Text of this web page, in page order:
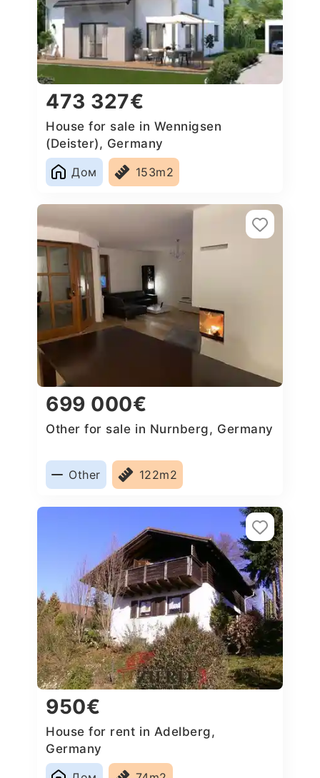
473 327€
House for sale in Wennigsen
(Deister), Germany
Дом
153m2
699 000€
Other for sale in Nurnberg, Germany
Other 122m2
950€
House for rent in Adelberg,
Germany